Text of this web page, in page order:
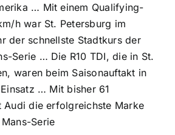
… Mit einem Qualifying-
h war St. Petersburg im
der schnellste Stadtkurs der
Serie … Die R10 TDI, die in St.
waren beim Saisonauftakt in
… Mit bisher 61
Audi die erfolgreichste Marke
Serie